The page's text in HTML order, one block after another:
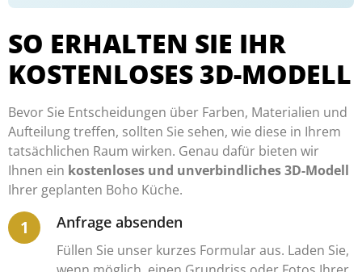
SO ERHALTEN SIE IHR
KOSTENLOSES 3D-MODELL
Bevor Sie Entscheidungen über Farben, Materialien und
Aufteilung treffen, sollten Sie sehen, wie diese in Ihrem
tatsächlichen Raum wirken. Genau dafür bieten wir
Ihnen ein kostenloses und unverbindliches 3D-Modell
Ihrer geplanten Boho Küche.
Anfrage absenden
Füllen Sie unser kurzes Formular aus. Laden Sie,